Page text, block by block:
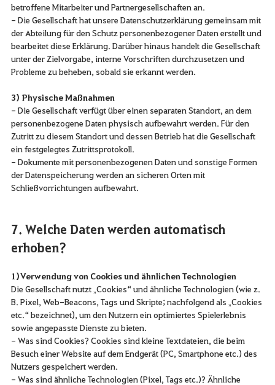
betroffene Mitarbeiter und Partnergesellschaften an.
- Die Gesellschaft hat unsere Datenschutzerklärung gemeinsam mit
der Abteilung für den Schutz personenbezogener Daten erstellt und
bearbeitet diese Erklärung. Darüber hinaus handelt die Gesellschaft
unter der Zielvorgabe, interne Vorschriften durchzusetzen und
Probleme zu beheben, sobald sie erkannt werden.
3) Physische Maßnahmen
- Die Gesellschaft verfügt über einen separaten Standort, an dem
personenbezogene Daten physisch aufbewahrt werden. Für den
Zutritt zu diesem Standort und dessen Betrieb hat die Gesellschaft
ein festgelegtes Zutrittsprotokoll.
- Dokumente mit personenbezogenen Daten und sonstige Formen
der Datenspeicherung werden an sicheren Orten mit
Schließvorrichtungen aufbewahrt.
7. Welche Daten werden automatisch
erhoben?
1) Verwendung von Cookies und ähnlichen Technologien
Die Gesellschaft nutzt „Cookies“ und ähnliche Technologien (wie z.
B. Pixel, Web-Beacons, Tags und Skripte; nachfolgend als „Cookies
etc.“ bezeichnet), um den Nutzern ein optimiertes Spielerlebnis
sowie angepasste Dienste zu bieten.
- Was sind Cookies? Cookies sind kleine Textdateien, die beim
Besuch einer Website auf dem Endgerät (PC, Smartphone etc.) des
Nutzers gespeichert werden.
- Was sind ähnliche Technologien (Pixel, Tags etc.)? Ähnliche